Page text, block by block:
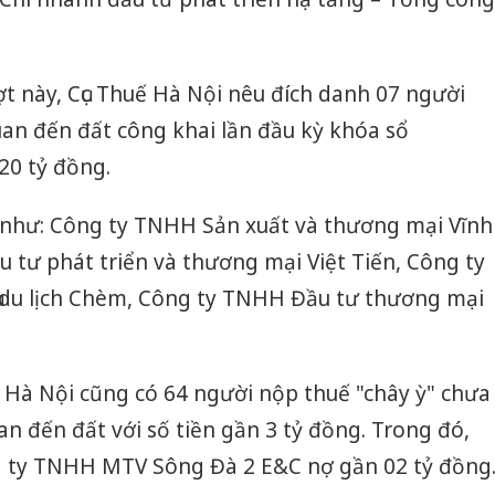
Cục Thuế Hà Nội nêu đích danh 07 người
đến đất công khai lần đầu kỳ khóa sổ
tỷ đồng.
Công ty TNHH Sản xuất và thương mại Vĩnh
tư phát triển và thương mại Việt Tiến, Công ty
lịch Chèm, Công ty TNHH Đầu tư thương mại
Hà Nội cũng có 64 người nộp thuế "chây ỳ" chưa
đến đất với số tiền gần 3 tỷ đồng. Trong đó,
TNHH MTV Sông Đà 2 E&C nợ gần 02 tỷ đồng.